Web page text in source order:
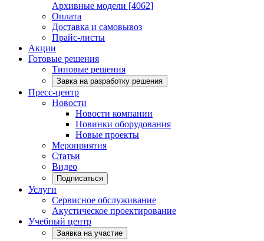
Архивные модели [4062]
Оплата
Доставка и самовывоз
Прайс-листы
Акции
Готовые решения
Типовые решения
Завка на разработку решения
Пресс-центр
Новости
Новости компании
Новинки оборудования
Новые проекты
Мероприятия
Статьи
Видео
Подписаться
Услуги
Сервисное обслуживание
Акустическое проектирование
Учебный центр
Заявка на участие